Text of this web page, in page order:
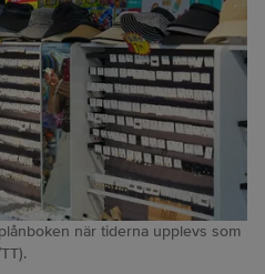
när tiderna upplevs som